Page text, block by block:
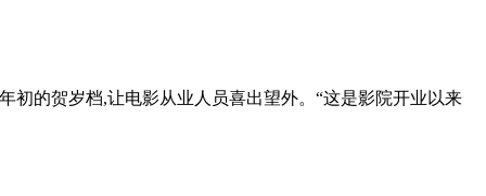
的贺岁档,让电影从业人员喜出望外。“这是影院开业以来